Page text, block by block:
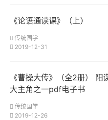
《论语通读课》（上）
传统国学
2019-12-31
《曹操大传》（全2册）
大主角之一pdf电子书
传统国学
2019-12-26